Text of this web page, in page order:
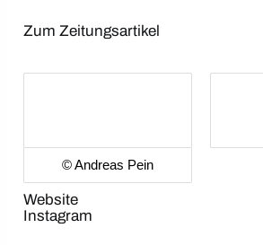
Zum Zeitungsartikel
© Andreas Pein
Website
Instagram